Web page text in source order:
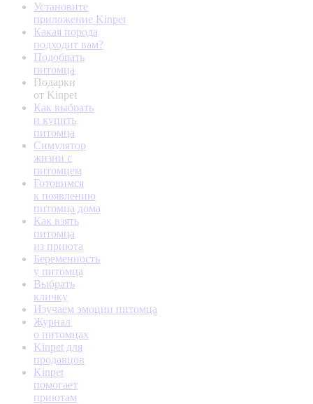
Установите
приложение Kinpet
Какая порода
подходит вам?
Подобрать
питомца
Подарки
от Kinpet
Как выбрать
и купить
питомца
Симулятор
жизни с
питомцем
Готовимся
к появлению
питомца дома
Как взять
питомца
из приюта
Беременность
у питомца
Выбрать
кличку
Изучаем эмоции питомца
Журнал
о питомцах
Kinpet для
продавцов
Kinpet
помогает
приютам